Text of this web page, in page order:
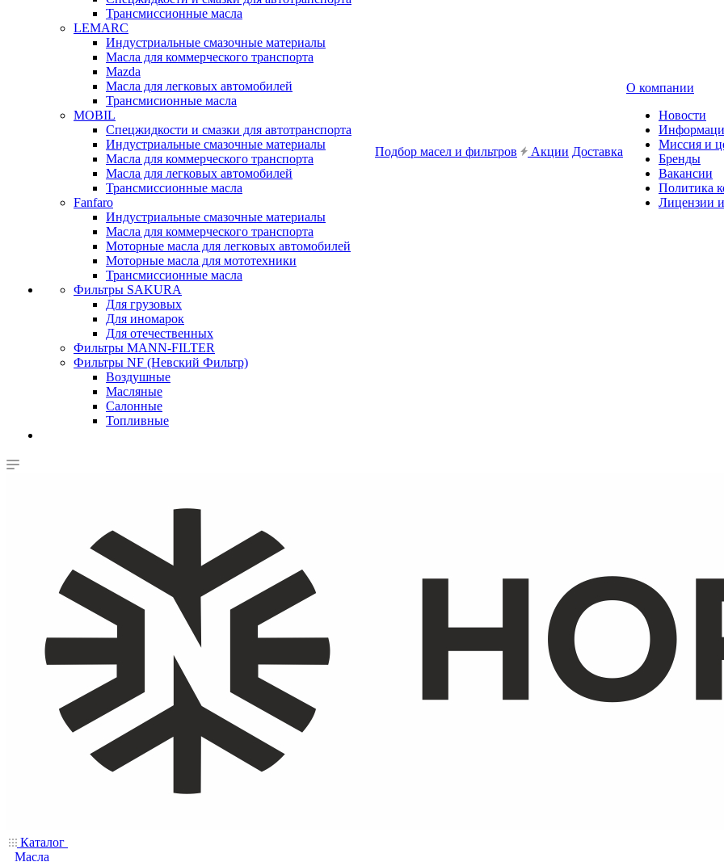
Трансмиссионные масла
LEMARC
Индустриальные смазочные материалы
Масла для коммерческого транспорта
Mazda
Масла для легковых автомобилей
Трансмисионные масла
MOBIL
Cпецжидкости и смазки для автотранспорта
Индустриальные смазочные материалы
Масла для коммерческого транспорта
Масла для легковых автомобилей
Трансмиссионные масла
Fanfaro
Индустриальные смазочные материалы
Масла для коммерческого транспорта
Моторные масла для легковых автомобилей
Моторные масла для мототехники
Трансмиссионные масла
Фильтры SAKURA
Для грузовых
Для иномарок
Для отечественных
Фильтры MANN-FILTER
Фильтры NF (Невский Фильтр)
Воздушные
Масляные
Салонные
Топливные
Подбор масел и фильтров Акции Доставка
О компании
Новости
Миссия и
Бренды
Вакансии
Политика
Лицензии
Каталог
Масла